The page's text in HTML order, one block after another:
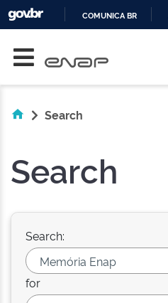
COMUNICA BR
Search
Search
Search:
for